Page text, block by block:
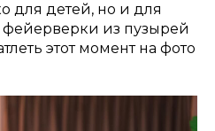
для детей, но и для
фейерверки из пузырей
этот момент на фото